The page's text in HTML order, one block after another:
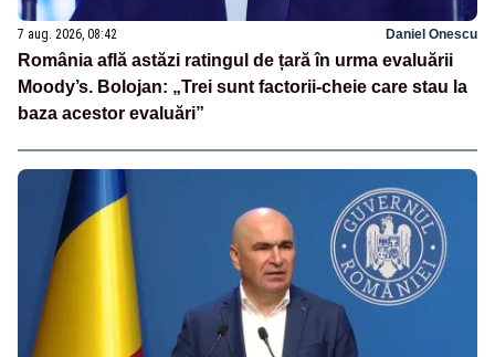
7 aug. 2026, 08:42 Daniel Onescu
România află astăzi ratingul de țară în urma evaluării
Moody’s. Bolojan: „Trei sunt factorii-cheie care stau la
baza acestor evaluări”